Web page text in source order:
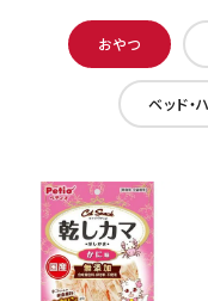
おやつ
ベッド・